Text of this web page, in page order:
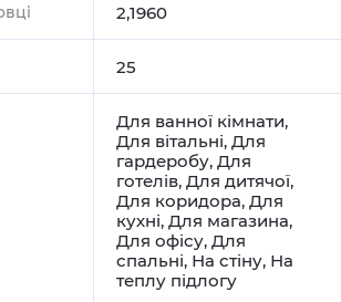
2,1960
25
Для ванної кімнати,
Для вітальні, Для
гардеробу, Для
готелів, Для дитячої,
Для коридора, Для
кухні, Для магазина,
Для офісу, Для
спальні, На стіну, На
теплу підлогу